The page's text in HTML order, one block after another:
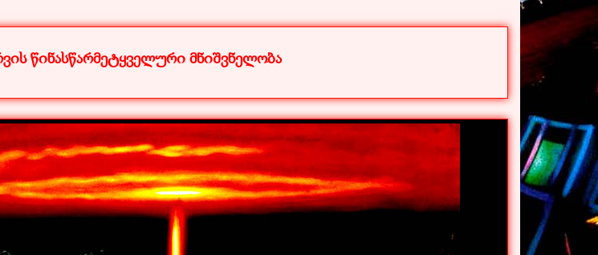
წინასწარმეტყველური მნიშვნელობა